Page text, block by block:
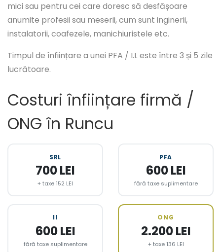
mici sau pentru cei care doresc să desfășoare
anumite profesii sau meserii, cum sunt inginerii,
instalatorii, coafezele, manichiuristele etc.
Timpul de înființare a unei PFA / I.I. este între 3 și 5 zile
lucrătoare.
Costuri înființare firmă /
ONG în Runcu
SRL
700 LEI
+ taxe 152 LEI
PFA
600 LEI
fără taxe suplimentare
II
600 LEI
fără taxe suplimentare
ONG
2.200 LEI
+ taxe 136 LEI